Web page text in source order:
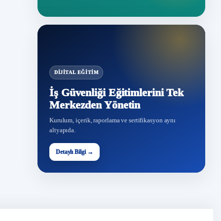
DIJITAL EĞITIM
İş Güvenliği Eğitimlerini Tek
Merkezden Yönetin
Kurulum, içerik, raporlama ve sertifikasyon aynı
altyapıda.
Detaylı Bilgi →